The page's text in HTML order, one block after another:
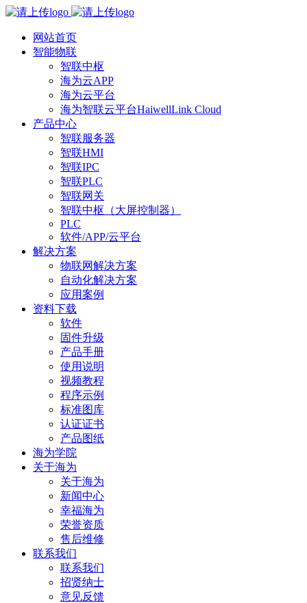
网站首页
智能物联
智联中枢
海为云APP
海为云平台
海为智联云平台HaiwellLink Cloud
产品中心
智联服务器
智联HMI
智联IPC
智联PLC
智联网关
智联中枢（大屏控制器）
PLC
软件/APP/云平台
解决方案
物联网解决方案
自动化解决方案
应用案例
资料下载
软件
固件升级
产品手册
使用说明
视频教程
程序示例
标准图库
认证证书
产品图纸
海为学院
关于海为
关于海为
新闻中心
幸福海为
荣誉资质
售后维修
联系我们
联系我们
招贤纳士
意见反馈